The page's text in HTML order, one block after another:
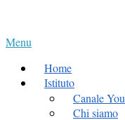
content
Menu
Home
Istituto
Canale
Chi siamo